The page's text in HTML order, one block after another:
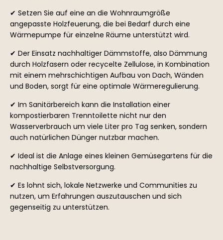
✔ Setzen Sie auf eine an die Wohnraumgröße
angepasste Holzfeuerung, die bei Bedarf durch eine
Wärmepumpe für einzelne Räume unterstützt wird.
✔ Der Einsatz nachhaltiger Dämmstoffe, also Dämmung
durch Holzfasern oder recycelte Zellulose, in Kombination
mit einem mehrschichtigen Aufbau von Dach, Wänden
und Boden, sorgt für eine optimale Wärmeregulierung.
✔ Im Sanitärbereich kann die Installation einer
kompostierbaren Trenntoilette nicht nur den
Wasserverbrauch um viele Liter pro Tag senken, sondern
auch natürlichen Dünger nutzbar machen.
✔ Ideal ist die Anlage eines kleinen Gemüsegartens für die
nachhaltige Selbstversorgung.
✔ Es lohnt sich, lokale Netzwerke und Communities zu
nutzen, um Erfahrungen auszutauschen und sich
gegenseitig zu unterstützen.